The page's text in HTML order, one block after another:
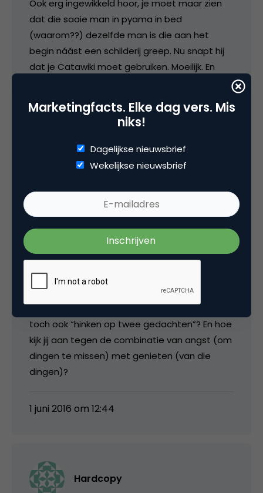
Ook erg ingewikkeld hoor, je moet maar zien
dat die saaie man in pyama in bed
(waarom??) dezelfde man is die aan het
begin náást een schilderij greep. Nu snapt hij
dat je Catawiki moet gebruiken. Moeilijk. En
hier worden uitgelegd? Begrijp ik niks van. Wat
voegt dat toe? Alleen het beeld “Winnend
Bod” was toch genoeg?
De payoff “Find Your Wow, Sell Your Wow”
hmmm… Alles was op kopers gericht toch?
Zou je niet simpel “Find Your Wow” kunnen
zeggen? In andere filmpjes, gericht op kopers,
Kortom: leuke commercial, mooi gefilmd, maar
Aanhakend bij de recensie van David Brinks:
David jij kijkt naar andere zaken, maar bij jij ziet
toch ook “hinken op twee gedachten”? En hoe
kijk jij aan tegen de combinatie van angst (om
dingen te missen) met genieten (van die
dingen)?
1 juni 2016 om 12:44
Hardcopy
Marketingfacts. Elke dag vers. Mis
niks!
Dagelijkse nieuwsbrief
Wekelijkse nieuwsbrief